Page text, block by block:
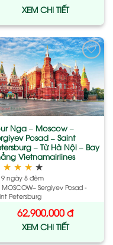
XEM CHI TIẾT
Add
to
wishlist
Nga – Moscow –
Posad – Saint
– Từ Hà Nội – Bay
Vietnamairlines
★ ★ ★ ★
9 ngày 8 đêm
MOSCOW– Sergiyev Posad -
Petersburg
62,900,000đ
XEM CHI TIẾT